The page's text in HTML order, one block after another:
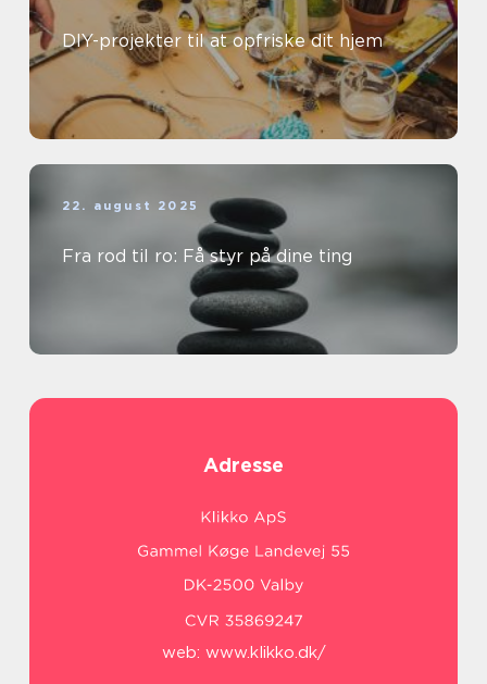
DIY-projekter til at opfriske dit hjem
22. august 2025
Fra rod til ro: Få styr på dine ting
Adresse
web: www.klikko.dk/